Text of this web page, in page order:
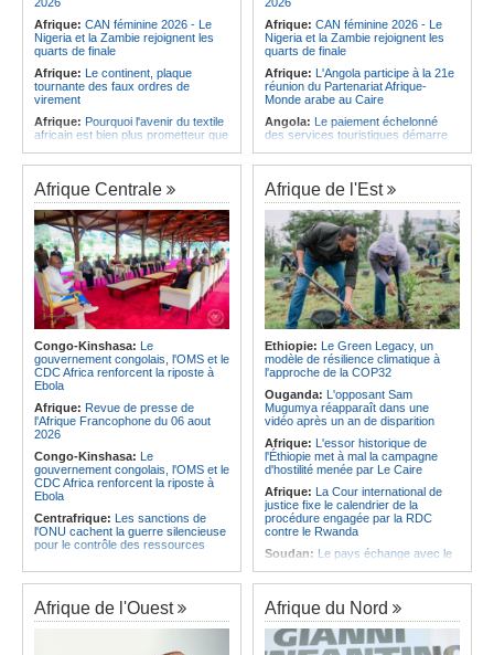
Afrique: CAN féminine 2026 - Le
Nigeria et la Zambie rejoignent les
quarts de finale
Afrique: Le continent, plaque
tournante des faux ordres de
virement
Afrique: Pourquoi l'avenir du textile
africain est bien plus prometteur que
Afrique:Les Africains en première
ligne face à la crise de la biodiversité
Afrique:L'essor historique de
l'Éthiopie met à mal la campagne
d'hostilité menée par Le Caire
Afrique:La Cour international de
justice fixe le calendrier de la
procédure engagée par la RDC
contre le Rwanda
Afrique:Visite du Président de la
République et de la Première Dame
à Yamoussoukro
Afrique:Le Forum de
l'entrepreneuriat de Sept Afrique se
veut une plateforme de mobilisation
des investissements
Afrique: CAN féminine 2026 - Le
Nigeria et la Zambie rejoignent les
quarts de finale
Afrique: L'Angola participe à la 21e
réunion du Partenariat Afrique-
Monde arabe au Caire
Angola: Le paiement échelonné
des services touristiques démarre
Angola:Jiu-jitsu - Le pays
décroche une troisième médaille à
Abou Dabi
Afrique:Ju-Jitsu - La délégation
angolaise reçue par l'ambassadeur
d'Angola aux Émirats arabes unis
Angola:Une expédition automobile
favorise le tourisme à Humpata
Angola:La WAS-AC souhaite
collaborer avec le pays pour
stimuler l'aquaculture
Afrique:Un groupe parlementaire
se penche sur le rôle des femmes
dans l'interaction avec les
communautés
Afrique Centrale
Congo-Kinshasa: Le
gouvernement congolais, l'OMS et le
CDC Africa renforcent la riposte à
Ebola
Afrique: Revue de presse de
l'Afrique Francophone du 06 aout
2026
Congo-Kinshasa: Le
gouvernement congolais, l'OMS et le
CDC Africa renforcent la riposte à
Ebola
Centrafrique: Les sanctions de
l'ONU cachent la guerre silencieuse
pour le contrôle des ressources
Afrique:La Cour international de
justice fixe le calendrier de la
Afrique de l'Est
Ethiopie: Le Green Legacy, un
modèle de résilience climatique à
l'approche de la COP32
Ouganda: L'opposant Sam
Mugumya réapparaît dans une
vidéo après un an de disparition
Afrique: L'essor historique de
l'Éthiopie met à mal la campagne
d'hostilité menée par Le Caire
Afrique: La Cour international de
justice fixe le calendrier de la
procédure engagée par la RDC
contre le Rwanda
Soudan: Le pays échange avec le
Afrique:L'Éthiopie accueillera la
76e session du Comité régional de
l'OMS pour le continent
Afrique de l'Ouest Afrique du Nord